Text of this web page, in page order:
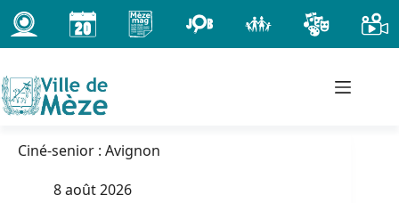
Passer
au
contenu
Ciné-senior : Avignon
8 août 2026